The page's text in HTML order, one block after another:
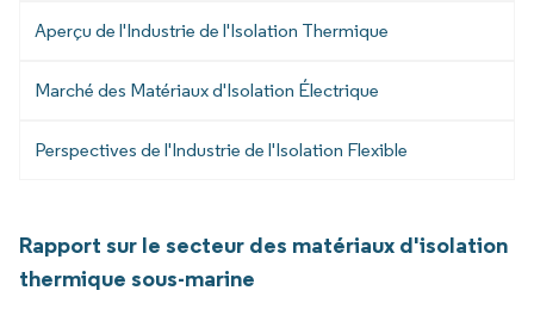
Aperçu de l'Industrie de l'Isolation Thermique
Marché des Matériaux d'Isolation Électrique
Perspectives de l'Industrie de l'Isolation Flexible
Rapport sur le secteur des matériaux d'isolation
thermique sous-marine